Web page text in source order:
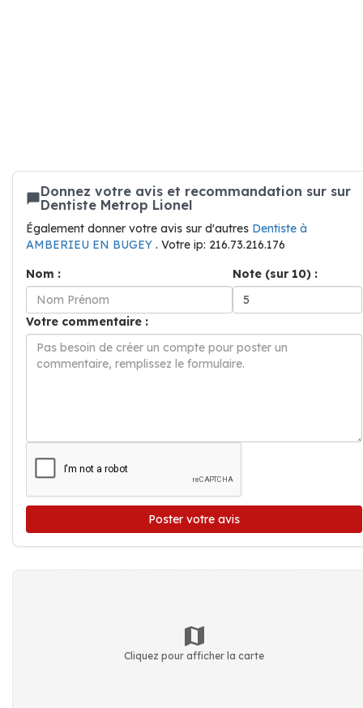
Donnez votre avis et recommandation sur sur
Dentiste Metrop Lionel
Également donner votre avis sur d'autres Dentiste à
AMBERIEU EN BUGEY . Votre ip: 216.73.216.176
Nom :
Note (sur 10) :
Votre commentaire :
Poster votre avis
Cliquez pour afficher la carte